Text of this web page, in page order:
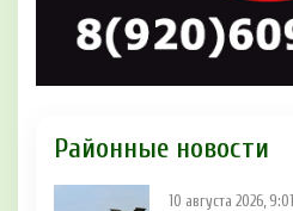
Районные новости
10 августа 2026, 9:01